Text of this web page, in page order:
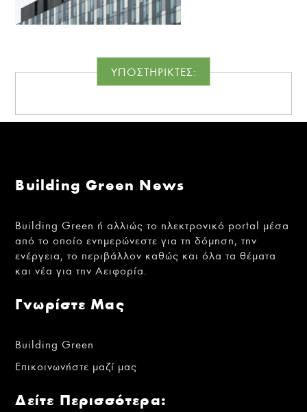
ΥΠΟΣΤΗΡΙΚΤΕΣ:
Building Green News
Building Green ή αλλιώς το ηλεκτρονικό portal μέσα
από το οποίο ενημερώνεστε για τη δόμηση, την
ενέργεια, το περιβάλλον καθώς και όλα τα θέματα
και νέα για την Αειφορία.
Γνωρίστε Μας
Building Green
Επικοινωνήστε μαζί μας
Δείτε Περισσότερα: